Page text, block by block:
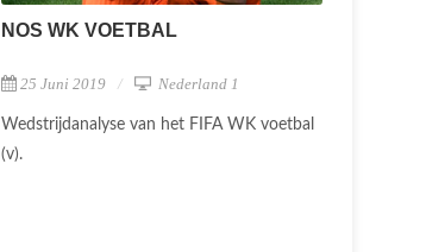
NOS WK VOETBAL
25 Juni 2019 Nederland 1
Wedstrijdanalyse van het FIFA WK voetbal
(v).